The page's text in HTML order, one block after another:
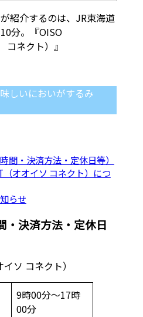
紹介するのは、JR東海道
分。『OISO
ネクト）』
しいにおいがするみ
間・決済方法・定休日等）
（オオイソ コネクト）につ
らせ
・決済方法・定休日
ソ コネクト）
9時00分～17時
00分